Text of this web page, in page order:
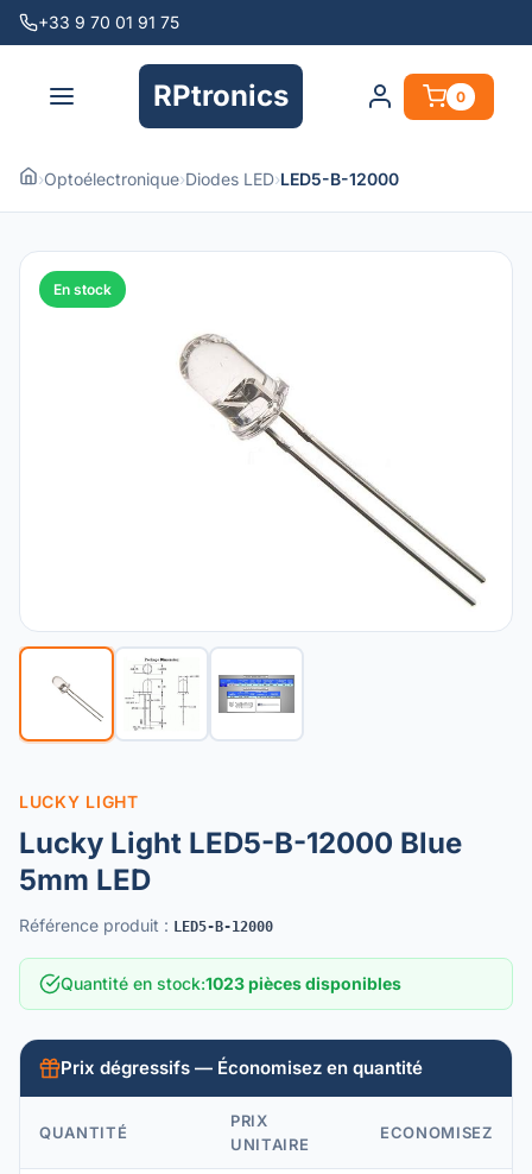
+33 9 70 01 91 75
RPtronics 0
›Optoélectronique›Diodes LED›LED5-B-12000
En stock
LUCKY LIGHT
Lucky Light LED5-B-12000 Blue
5mm LED
Référence produit : LED5-B-12000
Quantité en stock:1023 pièces disponibles
Prix dégressifs — Économisez en quantité
QUANTITÉ
PRIX
UNITAIRE
ECONOMISEZ